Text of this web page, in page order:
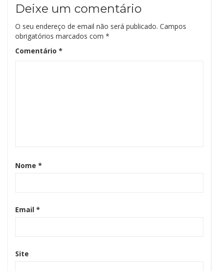
Deixe um comentário
O seu endereço de email não será publicado. Campos
obrigatórios marcados com *
Comentário *
Nome *
Email *
Site